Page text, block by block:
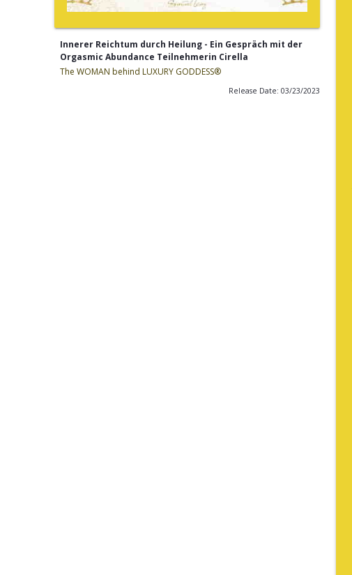
Innerer Reichtum durch Heilung - Ein Gespräch mit der
Orgasmic Abundance Teilnehmerin Cirella
The WOMAN behind LUXURY GODDESS®
Release Date: 03/23/2023